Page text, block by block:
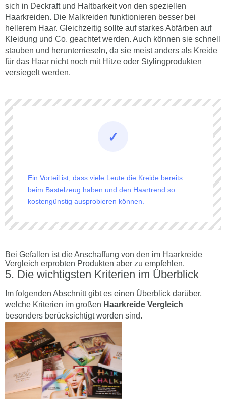
sich in Deckraft und Haltbarkeit von den speziellen
Haarkreiden. Die Malkreiden funktionieren besser bei
hellerem Haar. Gleichzeitig sollte auf starkes Abfärben auf
Kleidung und Co. geachtet werden. Auch können sie schnell
stauben und herunterrieseln, da sie meist anders als Kreide
für das Haar nicht noch mit Hitze oder Stylingprodukten
versiegelt werden.
Ein Vorteil ist, dass viele Leute die Kreide bereits
beim Bastelzeug haben und den Haartrend so
kostengünstig ausprobieren können.
Bei Gefallen ist die Anschaffung von den im Haarkreide
Vergleich erprobten Produkten aber zu empfehlen.
Die wichtigsten Kriterien im Überblick
Im folgenden Abschnitt gibt es einen Überblick darüber,
welche Kriterien im großen Haarkreide Vergleich
besonders berücksichtigt worden sind.